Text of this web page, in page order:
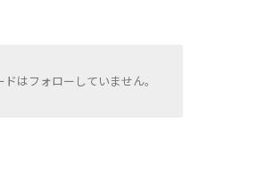
ドはフォローしていません。